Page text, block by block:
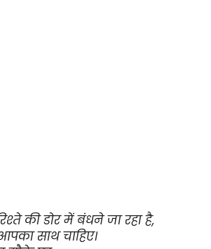
की डोर में बंधने जा रहा है,
साथ चाहिए।